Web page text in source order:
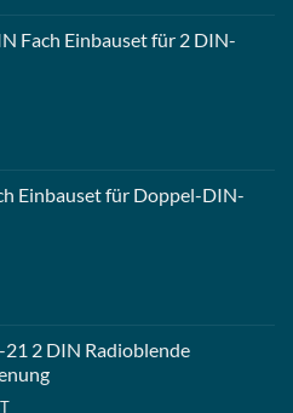
Fach Einbauset für 2 DIN-
Einbauset für Doppel-DIN-
2 DIN Radioblende